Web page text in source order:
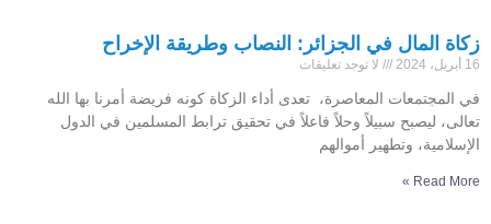
زكاة المال في الجزائر: النصاب وطريقة الإخراح
16 أبريل، 2024 لا توجد تعليقات
في المجتمعات المعاصرة، تعدى أداء الزكاة كونه فريضة أمرنا بها الله
تعالى، ليصبح سبيلاً وحلاً فاعلاً في تحقيق ترابط المسلمين في الدول
الإسلامية، وتطهير أموالهم
Read More »